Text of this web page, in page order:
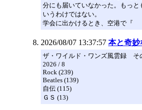
分にも届いていなかった。もっと
いうわけではない。
学会に出かけるとき、空港で『
2026/08/07 13:37:57 本と奇妙
ザ・ワイルド・ワンズ風雲録 そ
2026 / 8
Rock (239)
Beatles (139)
自伝 (115)
ＧＳ (13)